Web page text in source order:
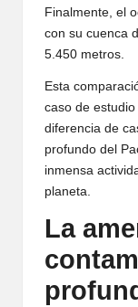
Finalmente, el
con su cuenca
5.450 metros.
Esta
caso de
diferencia de
profundo del
inmensa
planeta.
La